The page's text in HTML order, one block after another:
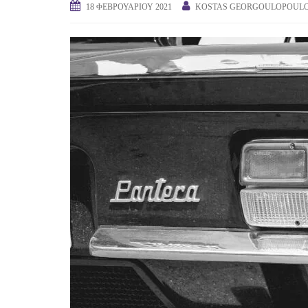
18 ΦΕΒΡΟΥΑΡΊΟΥ 2021 KOSTAS